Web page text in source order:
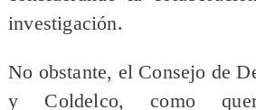
investigación.
No obstante, el Consejo de
y Coldelco, como